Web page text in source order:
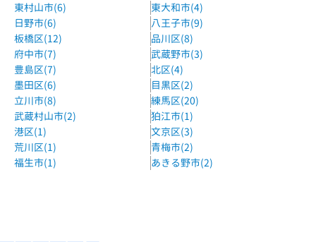
東村山市(6)
東大和市(4)
日野市(6)
八王子市(9)
板橋区(12)
品川区(8)
府中市(7)
武蔵野市(3)
豊島区(7)
北区(4)
墨田区(6)
目黒区(2)
立川市(8)
練馬区(20)
武蔵村山市(2)
狛江市(1)
港区(1)
文京区(3)
荒川区(1)
青梅市(2)
福生市(1)
あきる野市(2)